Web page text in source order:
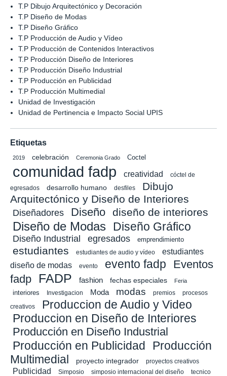
T.P Dibujo Arquitectónico y Decoración
T.P Diseño de Modas
T.P Diseño Gráfico
T.P Producción de Audio y Vídeo
T.P Producción de Contenidos Interactivos
T.P Producción Diseño de Interiores
T.P Producción Diseño Industrial
T.P Producción en Publicidad
T.P Producción Multimedial
Unidad de Investigación
Unidad de Pertinencia e Impacto Social UPIS
Etiquetas
2019 celebración Ceremonia Grado Coctel
comunidad fadp creatividad
cóctel de
egresados
desarrollo humano desfiles
Dibujo
Arquitectónico y Diseño de Interiores
Diseñadores Diseño diseño de interiores
Diseño de Modas Diseño Gráfico
Diseño Industrial egresados emprendimiento
estudiantes estudiantes de audio y vídeo
estudiantes
diseño de modas
evento evento fadp
Eventos
fadp
FADP fashion fechas especiales Feria
interiores Investigacion Moda modas premios procesos
creativos Produccion de Audio y Video
Produccion en Diseño de Interiores
Producción en Diseño Industrial
Producción en Publicidad
Producción
Multimedial
proyecto integrador proyectos creativos
Publicidad Simposio simposio internacional del diseño
tecnico